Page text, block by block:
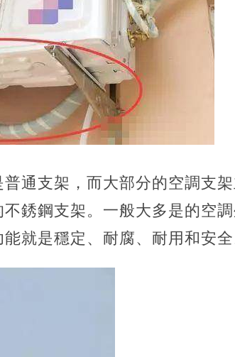
普通支架，而大部分的空調支
銹鋼支架。一般大多是的空
就是穩定、耐腐、耐用和安全